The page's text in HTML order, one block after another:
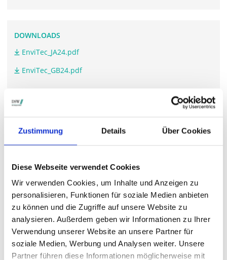
Zustimmung Details Über Cookies
Diese Webseite verwendet Cookies
Wir verwenden Cookies, um Inhalte und Anzeigen zu
personalisieren, Funktionen für soziale Medien anbieten
zu können und die Zugriffe auf unsere Website zu
analysieren. Außerdem geben wir Informationen zu Ihrer
Verwendung unserer Website an unsere Partner für
soziale Medien, Werbung und Analysen weiter. Unsere
Partner führen diese Informationen möglicherweise mit
DOWNLOADS
EnviTec_JA24.pdf
EnviTec_GB24.pdf
www.envitec-biogas.de/.../hauptversammlung
STIMMRECHTSVERTRETUNG DURCH DIE DSW
Die DSW vertritt Ihre Stimmrechteauf sämtlichen
wichtigen Hauptversammlungen in Deutschland.
VERGANGENE HAUPTVERSAMMLUNGSTERMINE